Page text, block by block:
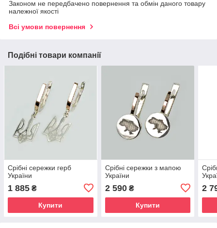
Законом не передбачено повернення та обмін даного товару
належної якості
Всі умови повернення
Подібні товари компанії
Срібні сережки герб
України
1 885 ₴
Купити
Срібні сережки з мапою
України
2 590₴
Купити
2